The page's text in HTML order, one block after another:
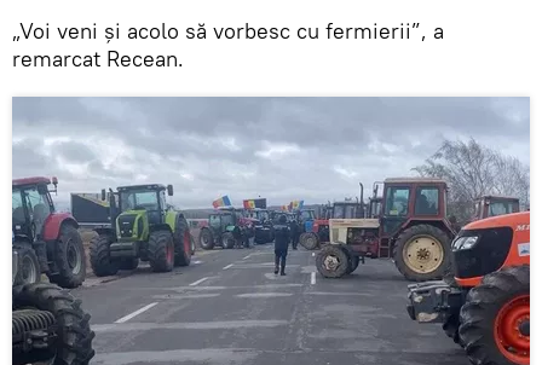
„Voi veni și acolo să vorbesc cu fermierii”, a
remarcat Recean.